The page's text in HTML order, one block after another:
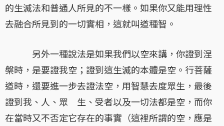
的生滅法和普通人所見的不一樣。如果你又能用理性
去融合所見到的一切實相，這就叫道種智。
另外一種說法是如果我們以空來講，你證到涅
槃時，是要證我空；證到這生滅的本體是空。行菩薩
道時，還要進一步去證法空，用智慧去度眾生，最後
證到我、人、眾 生、受者以及一切法都是空，而你
在當時又不否定它存在的事實（這裡所謂的空，應是